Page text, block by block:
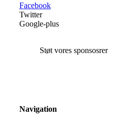
Facebook
Twitter
Google-plus
Støt vores sponsosrer
Navigation